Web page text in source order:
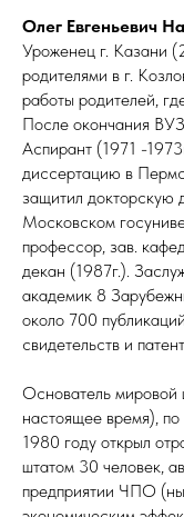
Олег Евгеньевич
Уроженец г. Казани
родителями в г.
работы родителей,
После окончания
Аспирант (1971 -
диссертацию в
защитил докторскую
Московском
профессор, зав.
декан (1987г.).
академик 8
около 700
свидетельств и
Основатель мировой
настоящее время),
1980 году открыл
штатом 30 человек,
предприятии ЧПО